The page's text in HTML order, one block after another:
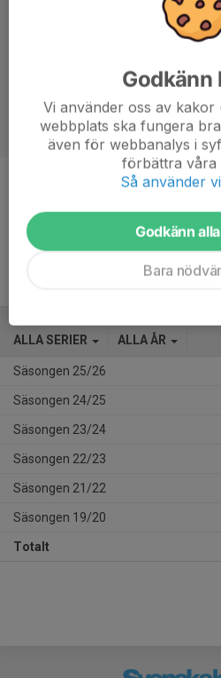
Halv
Ålder
ALLA SERIER ALLA ÅR
Säsongen 25/26
Säsongen 24/25
Säsongen 23/24
Säsongen 22/23
Säsongen 21/22
Säsongen 19/20
Totalt
Godkänn
Vi använder oss av
webbplats ska fungera
även för webbanalys i
förbättra våra
Så använder
Godkänn
Bara